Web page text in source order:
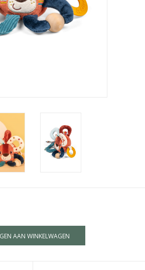
AAN WINKELWAGEN